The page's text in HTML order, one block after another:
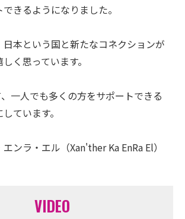
きるようになりました。
日本という国と新たなコネクションが
く思っています。
一人でも多くの方をサポートできる
ています。
ンラ・エル（Xan'ther Ka EnRa El）
VIDEO